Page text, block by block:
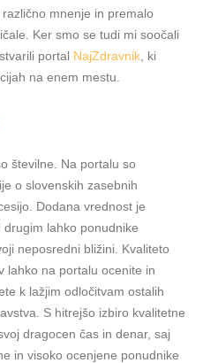
mnenje in premalo
Ker smo se tudi mi soočali
portal NajZdravnik , ki
na enem mestu.
številne. Na portalu so
o slovenskih zasebnih
Dodana vrednost je
lahko ponudnike
neposredni bližini. Kvaliteto
lahko na portalu ocenite in
k lažjim odločitvam ostalih
S hitrejšo izbiro kvalitetne
dragocen čas in denar, saj
in visoko ocenjene ponudnike